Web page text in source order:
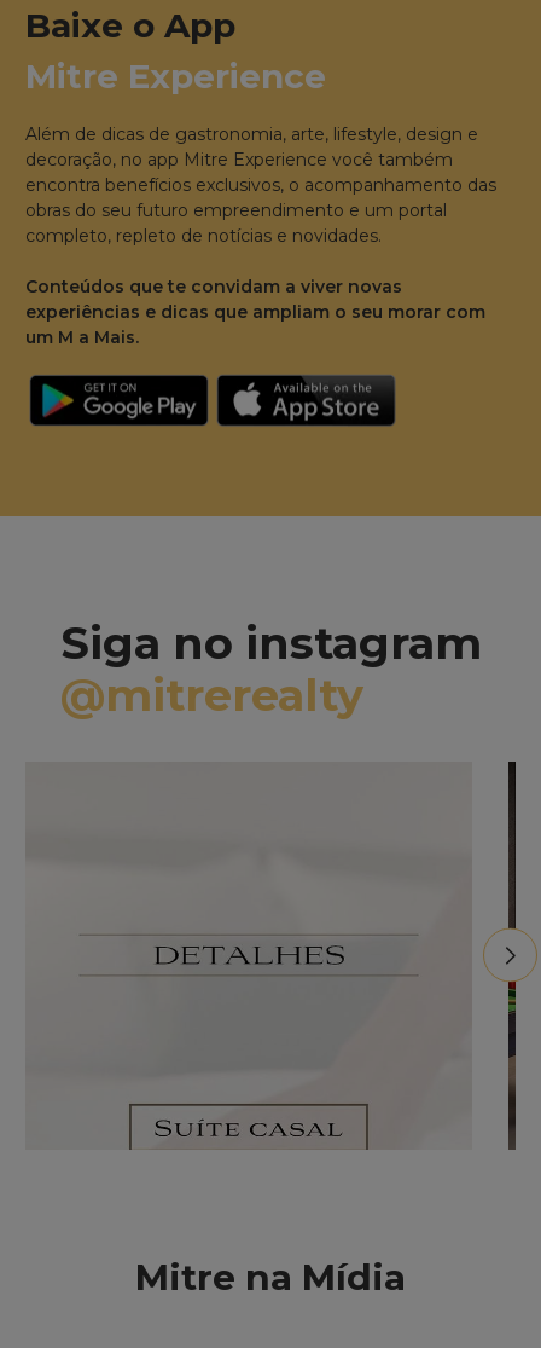
Baixe o App
Mitre Experience
Além de dicas de gastronomia, arte, lifestyle, design e
decoração, no app Mitre Experience você também
encontra benefícios exclusivos, o acompanhamento das
obras do seu futuro empreendimento e um portal
completo, repleto de notícias e novidades.
Conteúdos que te convidam a viver novas
experiências e dicas que ampliam o seu morar com
um M a Mais.
Siga no instagram
@mitrerealty
Mitre na Mídia